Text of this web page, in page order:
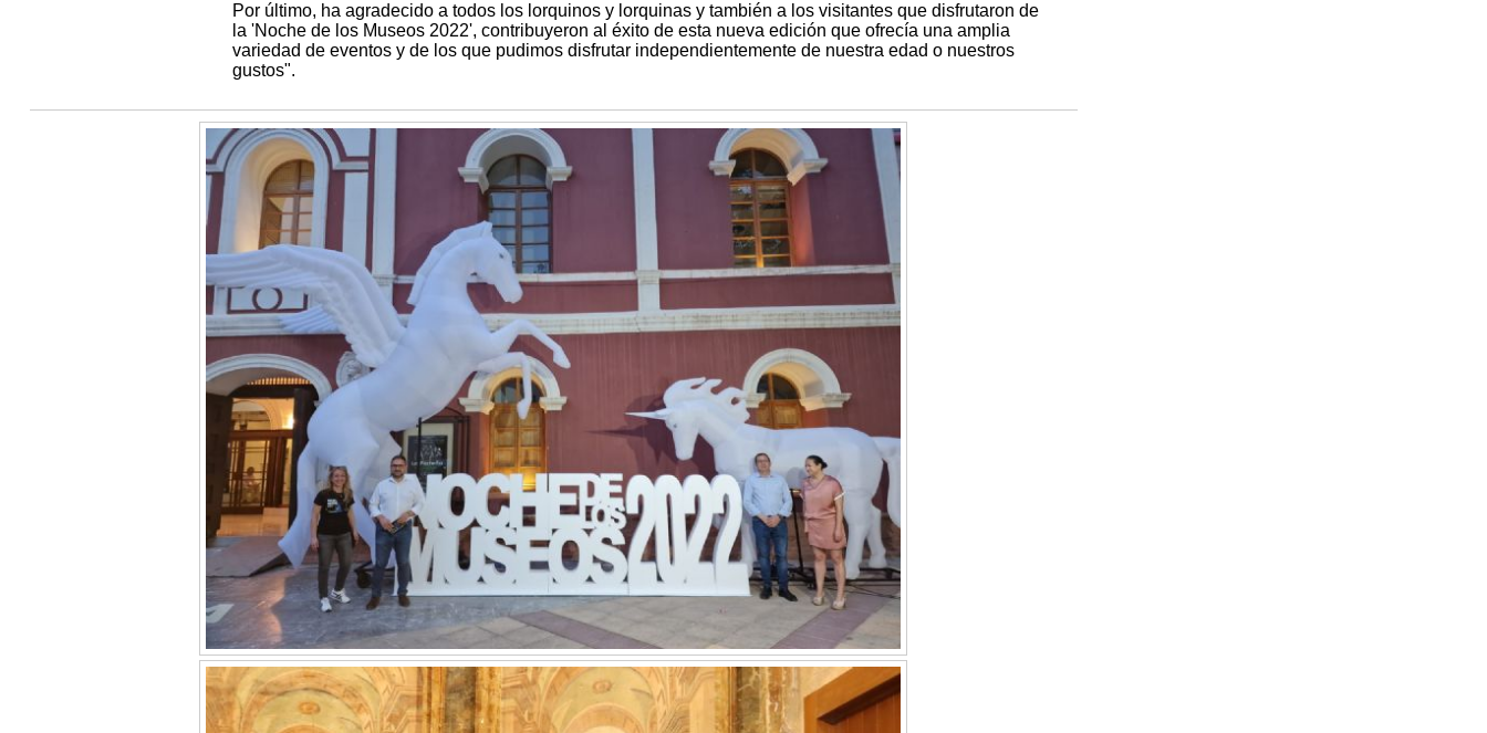
Por último, ha agradecido a todos los lorquinos y lorquinas y también a los visitantes que disfrutaron de
la 'Noche de los Museos 2022', contribuyeron al éxito de esta nueva edición que ofrecía una amplia
variedad de eventos y de los que pudimos disfrutar independientemente de nuestra edad o nuestros
gustos".